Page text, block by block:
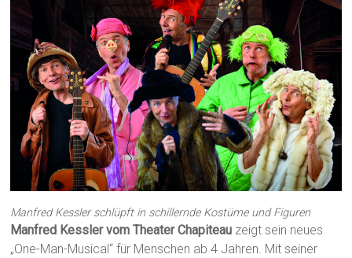
Manfred Kessler schlüpft in schillernde Kostüme und Figuren
Manfred Kessler vom Theater Chapiteau zeigt sein neues
„One-Man-Musical“ für Menschen ab 4 Jahren. Mit seiner